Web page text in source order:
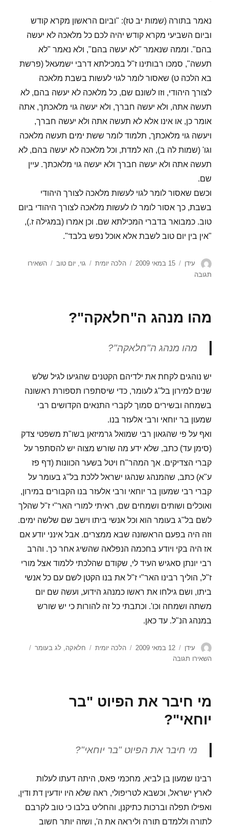
נאמר בתורה (שמות יב טז): "וביום הראשון מקרא קודש
וביום השביעי מקרא קודש יהיה לכם כל מלאכה לא יעשה
בהם". וממה שנאמר "לא יעשה בהם", ולא נאמר "לא
תעשה", סמכו רבותינו ז"ל במכילתא דרבי ישמעאל (פרשת
בא הלכה ט) שאסור לומר לגוי לעשות בשבת מלאכה
לצורך היהודי, וזו לשונם שם, כל מלאכה לא יעשה בהם, לא
תעשה אתה, ולא יעשה חברך, ולא יעשה גוי מלאכתך, אתה
אומר כן, או אינו אלא לא תעשה אתה ולא יעשה חברך,
ויעשה גוי מלאכתך, תלמוד לומר ששת ימים תעשה מלאכה
וגו' (שמות לה ב), הא למדת, וכל מלאכה לא יעשה בהם, לא
תעשה אתה ולא יעשה חברך ולא יעשה גוי מלאכתך. עיין
שם.
וכשם שאסור לומר לגוי לעשות מלאכה לצורך היהודי
בשבת, כך אסור לומר לו לעשות מלאכה לצורך היהודי ביום
טוב. כמבואר בדברי המכילתא שם. וכן אמרו (במגילה ז.),
"אין בין יום טוב לשבת אלא אוכל נפש בלבד".
מחבר
עידן
פורסם
15 במאי 2009 קטגוריות
הלכה יומית תגיות
גוי,יום טוב
השאירו
תגובה
לגוי
מלאכה
מהו מנהג ה"חלאקה"?
מהו מנהג ה"חלאקה"?
יש נוהגים לקחת את ילדיהם הקטנים שהגיעו לגיל שלש
שנים למירון בל"ג לעומר, כדי שיסתפרו תספורת ראשונה
בשמחה ובשירים סמוך לקברי התנאים הקדושים רבי
שמעון בר יוחאי ורבי אלעזר בנו.
ואף על פי שהגאון רבי שמואל גרמיזאן בשו"ת משפטי צדק
(סימן עד) כתב, שלא ידע מה שורש מצוה יש להסתפר על
קברי הצדיקים. אך המהר"ח ויטל בשער הכוונות (דף פז
ע"א) כתב, שהמנהג שנהגו ישראל ללכת בל"ג בעומר על
קברי רבי שמעון בר יוחאי ורבי אלעזר בנו הקבורים במירון,
ואוכלים ושותים ושמחים שם, ראיתי למורי האר"י ז"ל שהלך
לשם בל"ג בעומר הוא וכל אנשי ביתו וישב שם שלשה ימים.
וזה היה בפעם הראשונה שבא ממצרים. אבל אינני יודע אם
אז היה בקי ויודע בחכמה הנפלאה שהשיג אחר כך. והרב
רבי יונתן סאגיש העיד לי, שקודם שהלכתי ללמוד אצל מורי
ז"ל, הוליך רבינו האר"י ז"ל את בנו הקטן לשם עם כל אנשי
ביתו, ושם גילחו את ראשו כמנהג הידוע, ועשה שם יום
משתה ושמחה וכו'. וכתבתי כל זה להורות כי יש שורש
במנהג הנ"ל. עד כאן.
מחבר
עידן
פורסם
בתאריך
12 במאי 2009 קטגוריות
הלכה יומית תגיות
חלאקה ,לג בעומר
השאירו תגובה
מי חיבר את הפיוט "בר
יוחאי"?
מי חיבר את הפיוט "בר יוחאי"?
רבינו שמעון בן לביא, מחכמי פאס, היתה דעתו לעלות
לארץ ישראל, וכשבא לטריפולי, ראה שלא היו יודעין דת ודין,
ואפילו תפלה וברכות כתיקנן, והחליט בלבו כי טוב לקרבם
לתורה וללמדם תורה וליראה את ה', ושזה יותר חשוב